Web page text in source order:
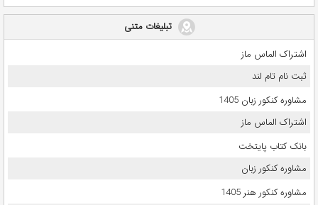
تبلیغات متنی
اشتراک الماس ماز
ثبت نام تام لند
مشاوره کنکور زبان 1405
اشتراک الماس ماز
بانک کتاب پایتخت
مشاوره کنکور زبان
مشاوره کنکور هنر 1405